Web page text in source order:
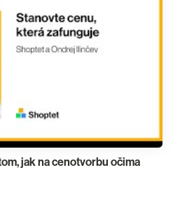
jak na cenotvorbu očima